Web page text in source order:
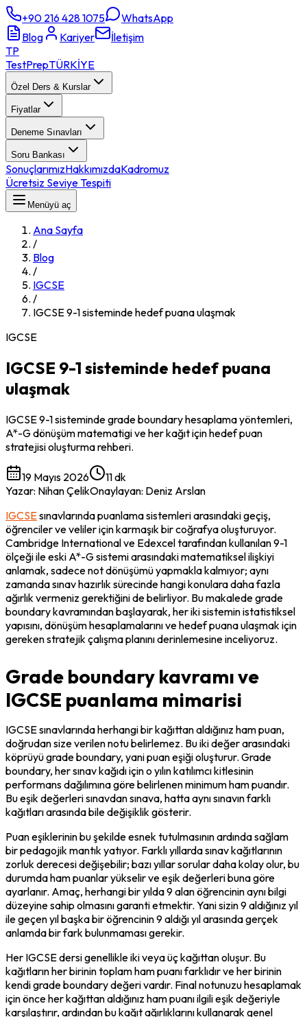
+90 216 428 1075
WhatsApp
Blog
Kariyer
İletişim
TP
TestPrepTÜRKİYE
Özel Ders & Kurslar
Fiyatlar
Deneme Sınavları
Soru Bankası
SonuçlarımızHakkımızdaKadromuz
Ücretsiz Seviye Tespiti
Menüyü aç
Ana Sayfa
/
Blog
/
IGCSE
/
IGCSE 9-1 sisteminde hedef puana ulaşmak
IGCSE
IGCSE 9-1 sisteminde hedef puana
ulaşmak
IGCSE 9-1 sisteminde grade boundary hesaplama yöntemleri,
A*-G dönüşüm matematigi ve her kağıt için hedef puan
stratejisi oluşturma rehberi.
19 Mayıs 2026
11 dk
Yazar: Nihan ÇelikOnaylayan: Deniz Arslan
IGCSE sınavlarında puanlama sistemleri arasındaki geçiş,
öğrenciler ve veliler için karmaşık bir coğrafya oluşturuyor.
Cambridge International ve Edexcel tarafından kullanılan 9-1
ölçeği ile eski A*-G sistemi arasındaki matematiksel ilişkiyi
anlamak, sadece not dönüşümü yapmakla kalmıyor; aynı
zamanda sınav hazırlık sürecinde hangi konulara daha fazla
ağırlık vermeniz gerektiğini de belirliyor. Bu makalede grade
boundary kavramından başlayarak, her iki sistemin istatistiksel
yapısını, dönüşüm hesaplamalarını ve hedef puana ulaşmak için
gereken stratejik çalışma planını derinlemesine inceliyoruz.
Grade boundary kavramı ve
IGCSE puanlama mimarisi
IGCSE sınavlarında herhangi bir kağıttan aldığınız ham puan,
doğrudan size verilen notu belirlemez. Bu iki değer arasındaki
köprüyü grade boundary, yani puan eşiği oluşturur. Grade
boundary, her sınav kağıdı için o yılın katılımcı kitlesinin
performans dağılımına göre belirlenen minimum ham puandır.
Bu eşik değerleri sınavdan sınava, hatta aynı sınavın farklı
kağıtları arasında bile değişiklik gösterir.
Puan eşiklerinin bu şekilde esnek tutulmasının ardında sağlam
bir pedagojik mantık yatıyor. Farklı yıllarda sınav kağıtlarının
zorluk derecesi değişebilir; bazı yıllar sorular daha kolay olur, bu
durumda ham puanlar yükselir ve eşik değerleri buna göre
ayarlanır. Amaç, herhangi bir yılda 9 alan öğrencinin aynı bilgi
düzeyine sahip olmasını garanti etmektir. Yani sizin 9 aldığınız yıl
ile geçen yıl başka bir öğrencinin 9 aldığı yıl arasında gerçek
anlamda bir fark bulunmaması gerekir.
Her IGCSE dersi genellikle iki veya üç kağıttan oluşur. Bu
kağıtların her birinin toplam ham puanı farklıdır ve her birinin
kendi grade boundary değeri vardır. Final notunuzu hesaplamak
için önce her kağıttan aldığınız ham puanı ilgili eşik değeriyle
karşılaştırır, ardından bu kağıt ağırlıklarını kullanarak genel